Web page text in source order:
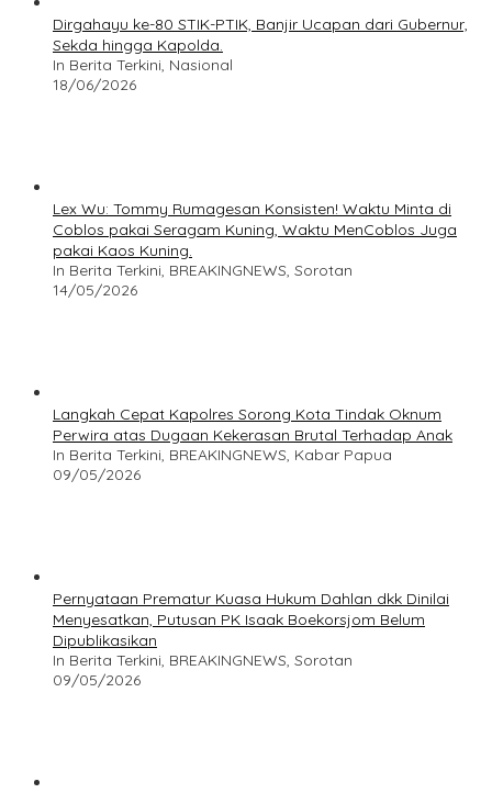
Dirgahayu ke-80 STIK-PTIK, Banjir Ucapan dari Gubernur,
Sekda hingga Kapolda.
In Berita Terkini, Nasional
18/06/2026
Lex Wu: Tommy Rumagesan Konsisten! Waktu Minta di
Coblos pakai Seragam Kuning, Waktu MenCoblos Juga
pakai Kaos Kuning.
In Berita Terkini, BREAKINGNEWS, Sorotan
14/05/2026
Langkah Cepat Kapolres Sorong Kota Tindak Oknum
Perwira atas Dugaan Kekerasan Brutal Terhadap Anak
In Berita Terkini, BREAKINGNEWS, Kabar Papua
09/05/2026
Pernyataan Prematur Kuasa Hukum Dahlan dkk Dinilai
Menyesatkan, Putusan PK Isaak Boekorsjom Belum
Dipublikasikan
In Berita Terkini, BREAKINGNEWS, Sorotan
09/05/2026